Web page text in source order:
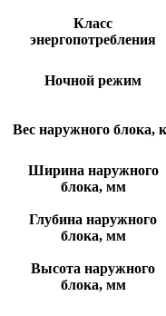
Класс
энергопотребления
Ночной режим
Вес наружного блока,
Ширина наружного
блока, мм
Глубина наружного
блока, мм
Высота наружного
блока, мм